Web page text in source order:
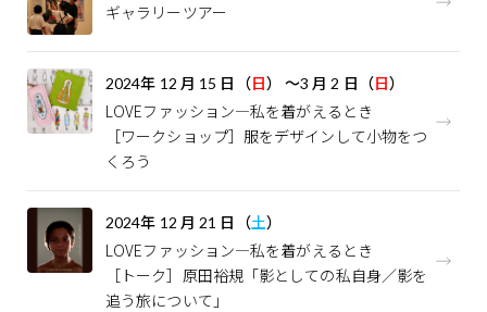
ギャラリーツアー
2024年 12 月 15 日（日） ～3 月 2 日（日）
LOVEファッション—私を着がえるとき
［ワークショップ］服をデザインして小物をつ
くろう
2024年 12 月 21 日（土）
LOVEファッション—私を着がえるとき
［トーク］原田裕規「影としての私自身／影を
追う旅について」